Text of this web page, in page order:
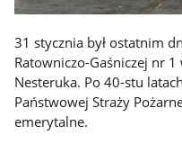
31 stycznia był ostatnim
Ratowniczo-Gaśniczej nr
Nesteruka. Po 40-stu
Państwowej Straży
emerytalne.